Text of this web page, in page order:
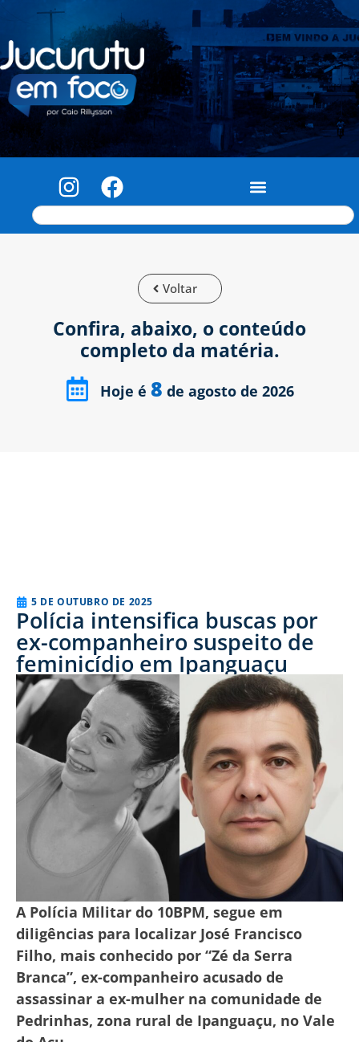
Voltar
Confira, abaixo, o conteúdo
completo da matéria.
Hoje é 8 de agosto de 2026
5 DE OUTUBRO DE 2025
Polícia intensifica buscas por
ex-companheiro suspeito de
feminicídio em Ipanguaçu
A Polícia Militar do 10BPM, segue em
diligências para localizar José Francisco
Filho, mais conhecido por “Zé da Serra
Branca”, ex-companheiro acusado de
assassinar a ex-mulher na comunidade de
Pedrinhas, zona rural de Ipanguaçu, no Vale